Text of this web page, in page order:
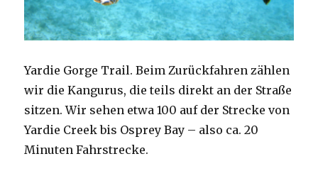
Yardie Gorge Trail. Beim Zurückfahren zählen
wir die Kangurus, die teils direkt an der Straße
sitzen. Wir sehen etwa 100 auf der Strecke von
Yardie Creek bis Osprey Bay – also ca. 20
Minuten Fahrstrecke.